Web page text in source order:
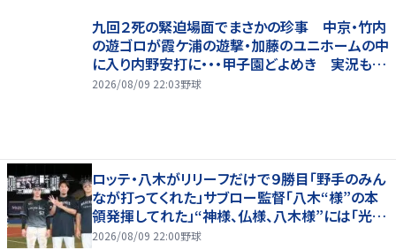
九回２死の緊迫場面でまさかの珍事 中京・竹内
の遊ゴロが霞ケ浦の遊撃・加藤のユニホームの中
に入り内野安打に・・・甲子園どよめき 実況も驚
き「おっと！」
2026/08/09 22:03野球
ロッテ・八木がリリーフだけで９勝目「野手のみん
なが打ってくれた」サブロー監督「八木“様”の本
領発揮してれた」“神様、仏様、八木様”には「光栄
です」
2026/08/09 22:00野球